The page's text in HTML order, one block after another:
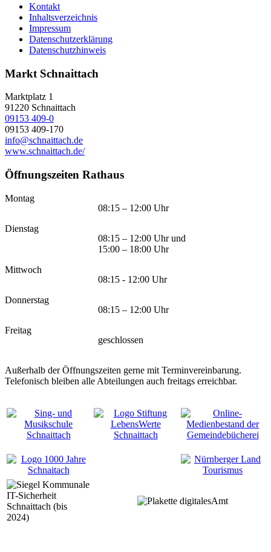
Kontakt
Inhaltsverzeichnis
Impressum
Datenschutzerklärung
Datenschutzhinweis
Markt Schnaittach
Marktplatz 1
91220 Schnaittach
09153 409-0
09153 409-170
info@schnaittach.de
www.schnaittach.de/
Öffnungszeiten Rathaus
Montag
08:15 – 12:00 Uhr
Dienstag
08:15 – 12:00 Uhr und
15:00 – 18:00 Uhr
Mittwoch
08:15 - 12:00 Uhr
Donnerstag
08:15 – 12:00 Uhr
Freitag
geschlossen
Außerhalb der Öffnungszeiten gerne mit Terminvereinbarung.
Telefonisch bleiben alle Abteilungen auch freitags erreichbar.